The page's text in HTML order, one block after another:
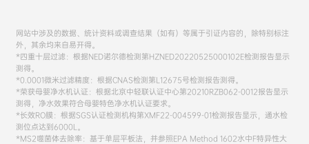
网站中涉及的数据、统计资料或调查结果（如有）等属于引证内容的，除特别标注
外，其余均来自易开得。
*四重十层过滤：根据NED诺尔德检测第HZNED20220525000102E检测报告显示
测得。
*0.0001微米过滤精度：根据CNAS检测第L12675号检测报告测得。
*荣获母婴净水机认证：根据北京中轻联认证中心第20210RZB062-0012报告显示
测得，净水效果符合母婴特色净水机认证要求。
*长效RO膜：根据SGS认证检测机构第XMF22-004599-01检测报告显示，通水检
测位点达到6000L。
*MS2噬菌体去除率：基于单层平板法，并参照EPA Method 1602水中F特异性大